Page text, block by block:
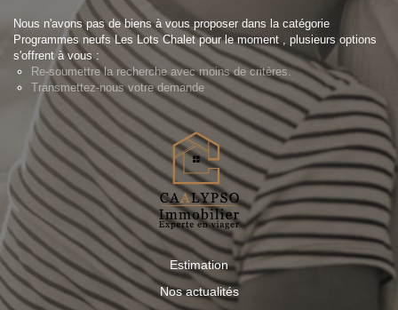
Nous n'avons pas de biens à vous proposer dans la catégorie
Programmes neufs Les Lots Chalet pour le moment , plusieurs options
s'offrent à vous :
Re-soumettre la recherche avec moins de critères.
Transmettez-nous votre demande
Estimation
Nos actualités